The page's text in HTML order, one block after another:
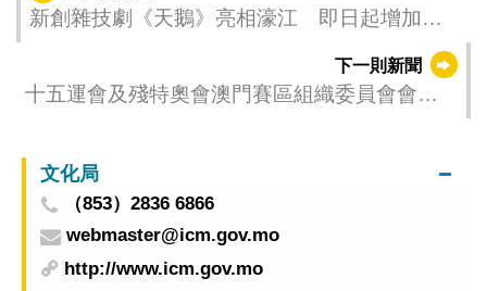
新創雜技劇《天鵝》亮相濠江 即日起增加金
下一則新聞
十五運會及殘特奧會澳門賽區組織委員會會議
文化局
（853）2836 6866
webmaster@icm.gov.mo
http://www.icm.gov.mo